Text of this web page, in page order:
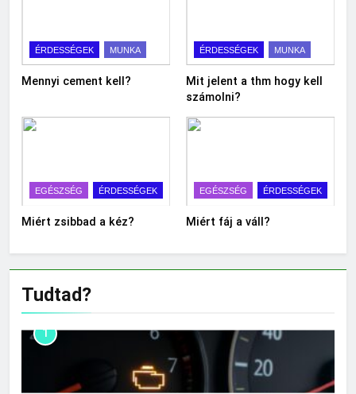
ÉRDESSÉGEK MUNKA
Mennyi cement kell?
ÉRDESSÉGEK MUNKA
Mit jelent a thm hogy kell
számolni?
EGÉSZSÉG ÉRDESSÉGEK
Miért zsibbad a kéz?
EGÉSZSÉG ÉRDESSÉGEK
Miért fáj a váll?
Tudtad?
1